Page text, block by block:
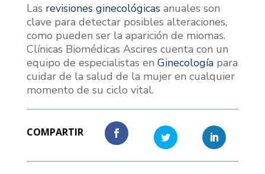
Las revisiones ginecológicasanuales son
clave para detectar posibles alteraciones,
como pueden ser la aparición de miomas.
Clínicas Biomédicas Ascires cuenta con un
equipo de especialistas en Ginecología para
cuidar de la salud de la mujer en cualquier
momento de su ciclo vital.